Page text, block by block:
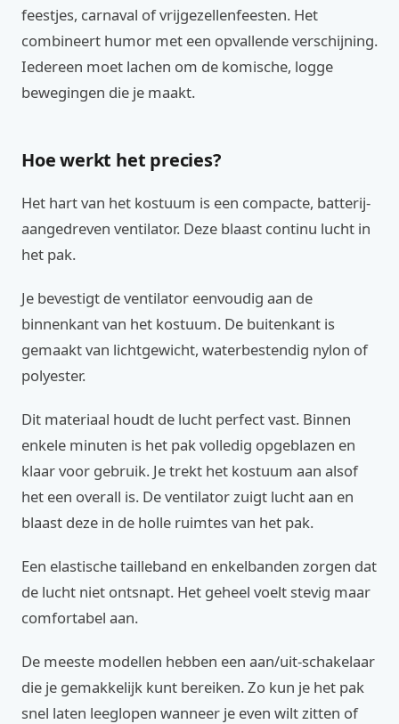
feestjes, carnaval of vrijgezellenfeesten. Het
combineert humor met een opvallende verschijning.
Iedereen moet lachen om de komische, logge
bewegingen die je maakt.
Hoe werkt het precies?
Het hart van het kostuum is een compacte, batterij-
aangedreven ventilator. Deze blaast continu lucht in
het pak.
Je bevestigt de ventilator eenvoudig aan de
binnenkant van het kostuum. De buitenkant is
gemaakt van lichtgewicht, waterbestendig nylon of
polyester.
Dit materiaal houdt de lucht perfect vast. Binnen
enkele minuten is het pak volledig opgeblazen en
klaar voor gebruik. Je trekt het kostuum aan alsof
het een overall is. De ventilator zuigt lucht aan en
blaast deze in de holle ruimtes van het pak.
Een elastische tailleband en enkelbanden zorgen dat
de lucht niet ontsnapt. Het geheel voelt stevig maar
comfortabel aan.
De meeste modellen hebben een aan/uit-schakelaar
die je gemakkelijk kunt bereiken. Zo kun je het pak
snel laten leeglopen wanneer je even wilt zitten of